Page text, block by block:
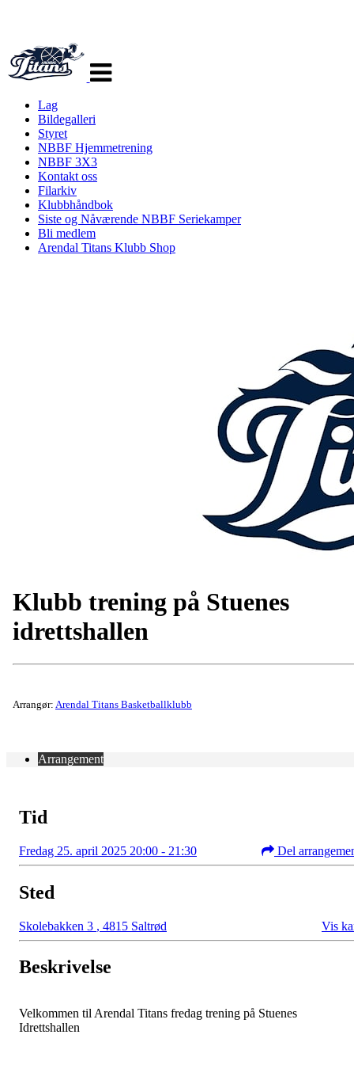
navigasjon
Lag
Bildegalleri
Styret
NBBF Hjemmetrening
NBBF 3X3
Kontakt oss
Filarkiv
Klubbhåndbok
Siste og Nåværende NBBF Seriekamper
Bli medlem
Arendal Titans Klubb Shop
Klubb trening på Stuenes
idrettshallen
Arrangør: Arendal Titans Basketballklubb
Arrangement
Tid
Fredag 25. april 2025 20:00 - 21:30 Del
Sted
Skolebakken 3 , 4815 Saltrød Vis
Beskrivelse
Velkommen til Arendal Titans fredag trening på Stuenes
Idrettshallen